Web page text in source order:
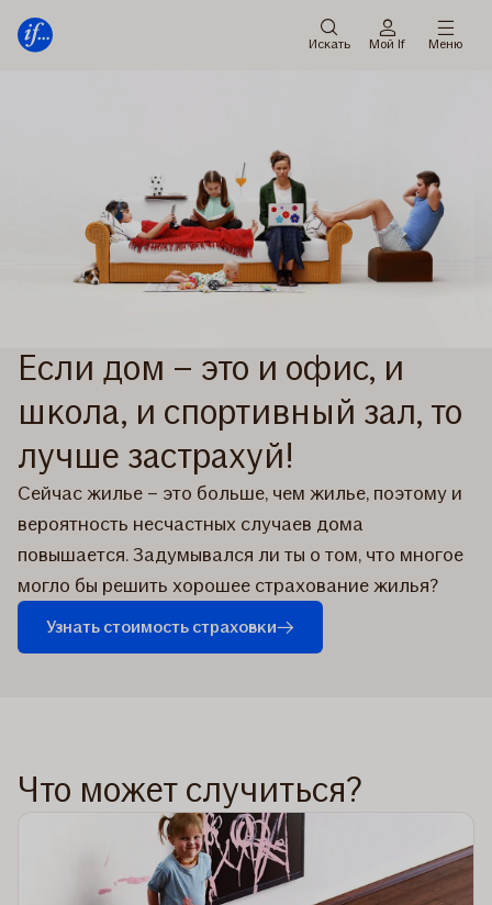
Искать Мой If Меню
Если дом – это и офис, и
школа, и спортивный зал, то
лучше застрахуй!
Сейчас жилье – это больше, чем жилье, поэтому и
вероятность несчастных случаев дома
повышается. Задумывался ли ты о том, что многое
могло бы решить хорошее страхование жилья?
Узнать стоимость страховки
Что может случиться?